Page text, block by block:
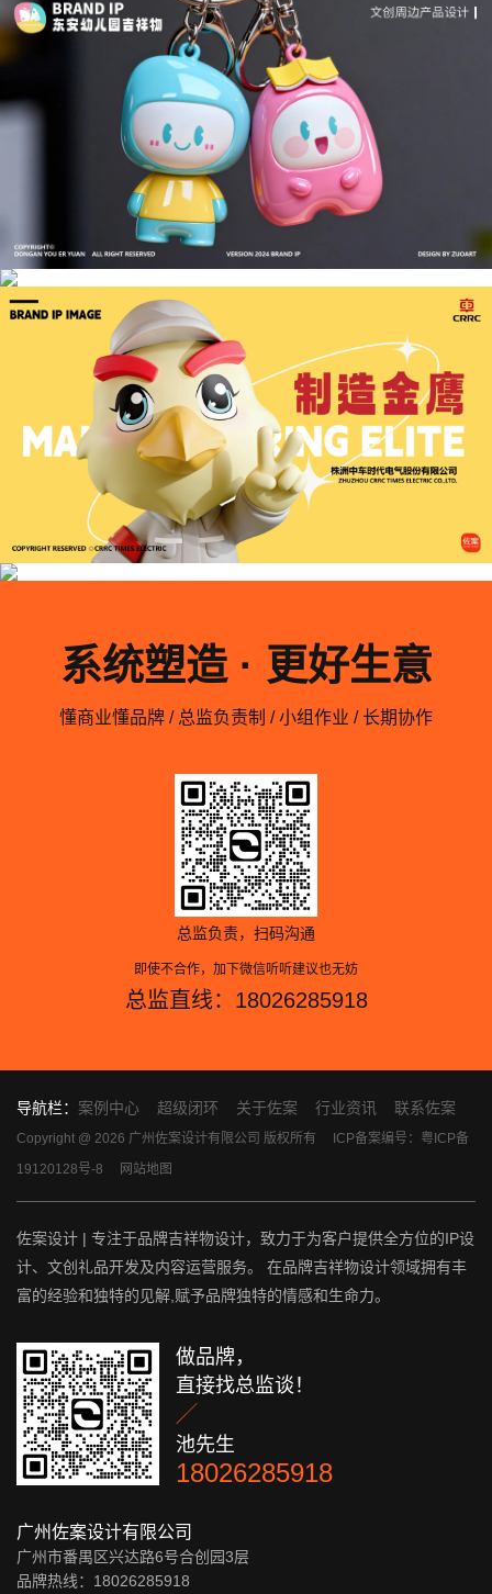
系统塑造 · 更好生意
懂商业懂品牌 / 总监负责制 / 小组作业 / 长期协作
总监负责，扫码沟通
即使不合作，加下微信听听建议也无妨
总监直线：18026285918
导航栏： 案例中心 超级闭环 关于佐案 行业资讯 联系佐案
Copyright @ 2026 广州佐案设计有限公司 版权所有 ICP备案编号：粤ICP备
19120128号-8
网站地图
佐案设计 | 专注于品牌吉祥物设计，致力于为客户提供全方位的IP设
计、文创礼品开发及内容运营服务。 在品牌吉祥物设计领域拥有丰
富的经验和独特的见解,赋予品牌独特的情感和生命力。
做品牌，
直接找总监谈！

池先生
18026285918
广州佐案设计有限公司
广州市番禺区兴达路6号合创园3层
品牌热线：18026285918